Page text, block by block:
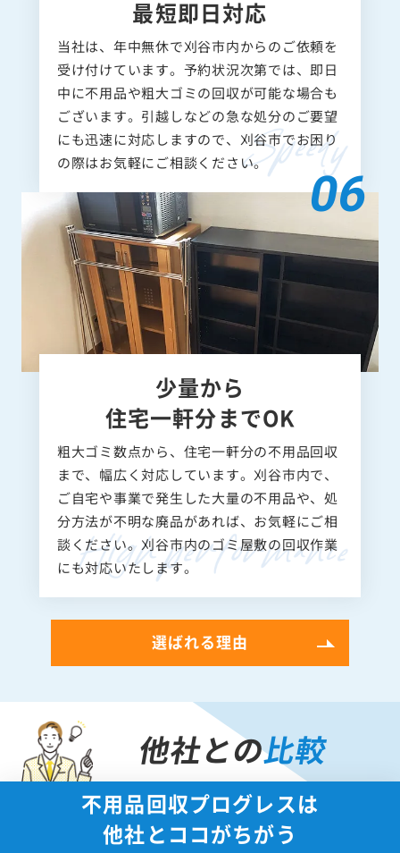
最短即日対応
当社は、年中無休で刈谷市内からのご依頼を
受け付けています。予約状況次第では、即日
中に不用品や粗大ゴミの回収が可能な場合も
ございます。引越しなどの急な処分のご要望
にも迅速に対応しますので、刈谷市でお困り
の際はお気軽にご相談ください。
少量から
住宅一軒分までOK
粗大ゴミ数点から、住宅一軒分の不用品回収
まで、幅広く対応しています。刈谷市内で、
ご自宅や事業で発生した大量の不用品や、処
分方法が不明な廃品があれば、お気軽にご相
談ください。刈谷市内のゴミ屋敷の回収作業
にも対応いたします。
選ばれる理由
他社との比較
不用品回収プログレスは
他社とココがちがう